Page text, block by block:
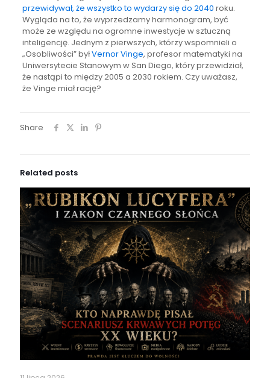
przewidywał, że wszystko to wydarzy się do 2040 roku.
Wygląda na to, że wyprzedzamy harmonogram, być
może ze względu na ogromne inwestycje w sztuczną
inteligencję. Jednym z pierwszych, którzy wspomnieli o
„Osobliwości” byłVernor Vinge, profesor matematyki na
Uniwersytecie Stanowym w San Diego, który przewidział,
że nastąpi to między 2005 a 2030 rokiem. Czy uważasz,
że Vinge miał rację?
Share
Related posts